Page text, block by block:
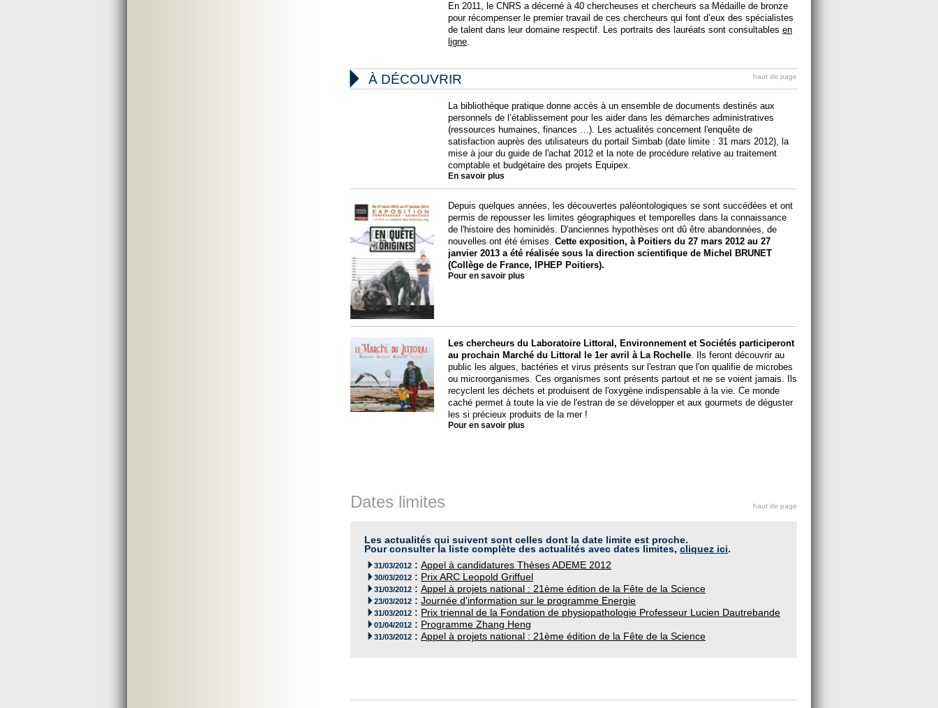
En 2011, le CNRS a décerné à 40 chercheuses et chercheurs sa Médaille de bronze
pour récompenser le premier travail de ces chercheurs qui font d’eux des spécialistes
de talent dans leur domaine respectif. Les portraits des lauréats sont consultables en
ligne.
 À DÉCOUVRIR haut de page
La bibliothèque pratique donne accès à un ensemble de documents destinés aux
personnels de l’établissement pour les aider dans les démarches administratives
(ressources humaines, finances …). Les actualités concernent l'enquête de
satisfaction auprès des utilisateurs du portail Simbab (date limite : 31 mars 2012), la
mise à jour du guide de l'achat 2012 et la note de procédure relative au traitement
comptable et budgétaire des projets Equipex.
En savoir plus
Depuis quelques années, les découvertes paléontologiques se sont succédées et ont
permis de repousser les limites géographiques et temporelles dans la connaissance
de l'histoire des hominidés. D'anciennes hypothèses ont dû être abandonnées, de
nouvelles ont été émises. Cette exposition, à Poitiers du 27 mars 2012 au 27
janvier 2013 a été réalisée sous la direction scientifique de Michel BRUNET
(Collège de France, IPHEP Poitiers).
Pour en savoir plus
Les chercheurs du Laboratoire Littoral, Environnement et Sociétés participeront
au prochain Marché du Littoral le 1er avril à La Rochelle . Ils feront découvrir au
public les algues, bactéries et virus présents sur l'estran que l'on qualifie de microbes
ou microorganismes. Ces organismes sont présents partout et ne se voient jamais. Ils
recyclent les déchets et produisent de l'oxygène indispensable à la vie. Ce monde
caché permet à toute la vie de l'estran de se développer et aux gourmets de déguster
les si précieux produits de la mer !
Pour en savoir plus
Dates limites haut de page
Les actualités qui suivent sont celles dont la date limite est proche.
Pour consulter la liste complète des actualités avec dates limites, cliquez ici.
31/03/2012 : Appel à candidatures Thèses ADEME 2012
30/03/2012 : Prix ARC Leopold Griffuel
31/03/2012 : Appel à projets national : 21ème édition de la Fête de la Science
23/03/2012 : Journée d'information sur le programme Energie
31/03/2012 : Prix triennal de la Fondation de physiopathologie Professeur Lucien Dautrebande
01/04/2012 : Programme Zhang Heng
31/03/2012 : Appel à projets national : 21ème édition de la Fête de la Science